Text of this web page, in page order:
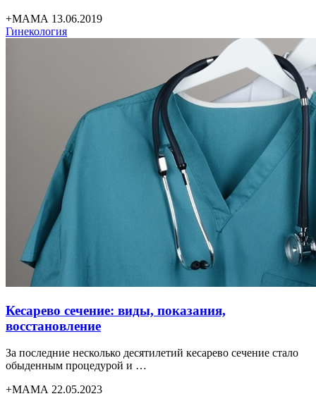
+МАМА 13.06.2019
Гинекология
Кесарево сечение: виды, показания,
восстановление
За последние несколько десятилетий кесарево сечение стало
обыденным процедурой и …
+МАМА 22.05.2023